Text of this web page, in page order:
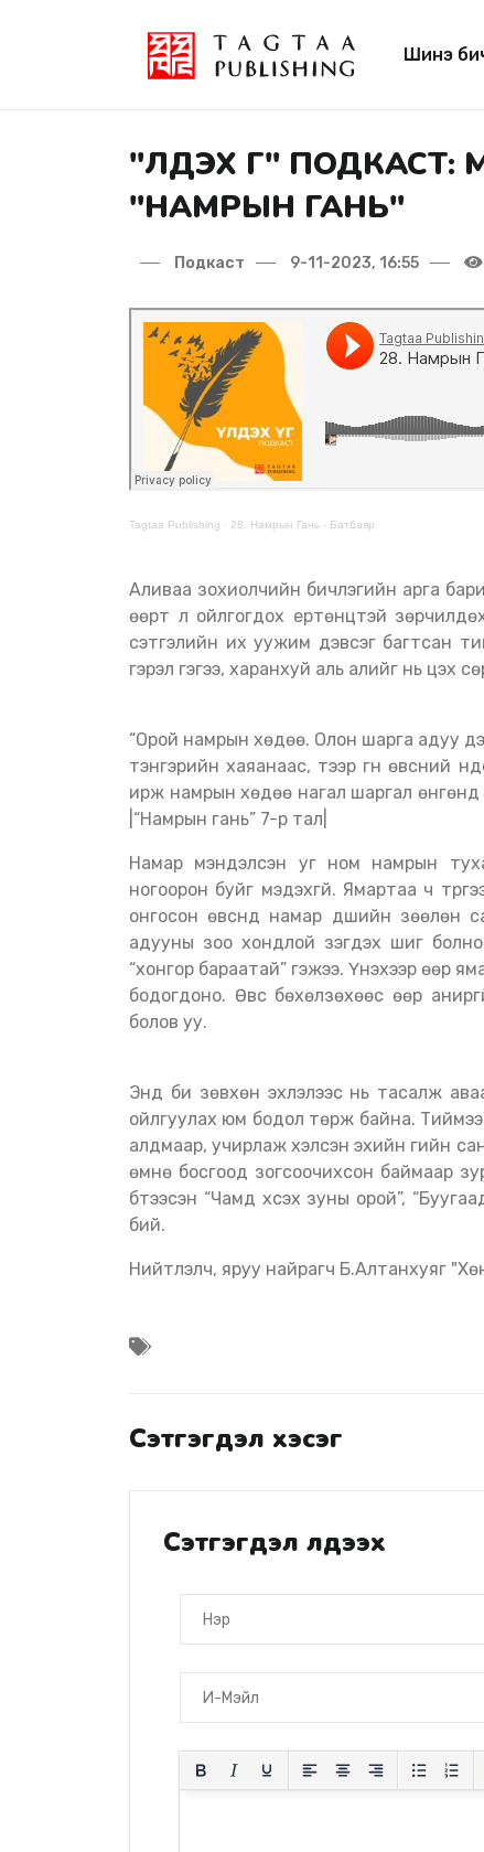
Шинэ
"ҮЛДЭХ ҮГ"
"НАМРЫН ГАНЬ"
Подкаст 9-11-2023, 16:55
Tagtaa Publishing · 28. Намрын Гань - Батбаяр
Аливаа зохиолчийн бичлэгийн арга барил, уншихгүй өнгөрөөж ч болох дотоод сэтгэлийн үгс,
өөрт үл ойлгогдох ертөнцтэй
сэтгэлийн их уужим дэвсэг багтсан
гэрэл гэгээ, харанхуй аль алийг нь цэх
“Орой намрын хөдөө. Олон шарга адуу
тэнгэрийн хаяанаас, тээр гүн өвсний
ирж намрын хөдөө нагал шаргал
|“Намрын гань” 7-р тал|
Намар мэндэлсэн уг ном намрын тухай ийм зураглалаар эхэлж байна. Өвс үндсэндээ
ногоорон буйг мэдэхгүй. Ямартаа ч
онгосон өвснүүд намар үдшийн зөөлөн
адууны зоо хондлой үзэгдэх шиг
“хонгор бараатай” гэжээ. Үнэхээр өөр
бодогдоно. Өвс бөхөлзөхөөс өөр
болов уу.
Энд би зөвхөн эхлэлээс нь тасалж
ойлгуулах юм бодол төрж байна.
алдмаар, учирлаж хэлсэн эхийн үгийн
өмнө босгоод зогсоочихсон баймаар
бүтээсэн “Чамд хүсэх зуны орой”,
бий.
Нийтлэлч, яруу найрагч Б.Алтанхуяг
Сэтгэгдэл хэсэг
Сэтгэгдэл үлдээх